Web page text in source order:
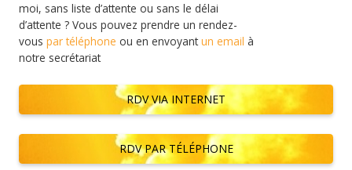
moi, sans liste d’attente ou sans le délai
d’attente ? Vous pouvez prendre un rendez-
vous par téléphone ou en envoyantun email à
notre secrétariat
RDV VIA INTERNET
RDV PAR TÉLÉPHONE